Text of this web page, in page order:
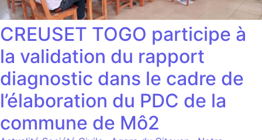
CREUSET TOGO participe à
la validation du rapport
diagnostic dans le cadre de
l’élaboration du PDC de la
commune de Mô2